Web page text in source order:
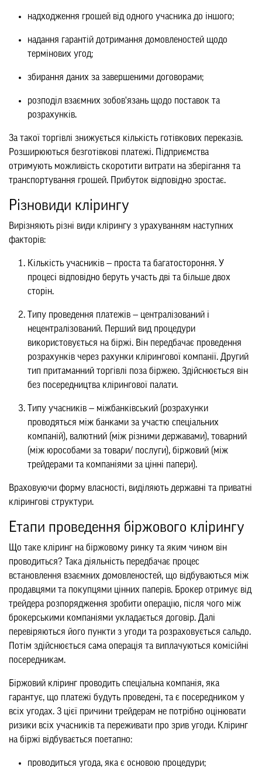
надходження грошей від одного учасника до іншого;
надання гарантій дотримання домовленостей щодо
термінових угод;
збирання даних за завершеними договорами;
розподіл взаємних зобов'язань щодо поставок та
розрахунків.
За такої торгівлі знижується кількість готівкових переказів.
Розширюються безготівкові платежі. Підприємства
отримують можливість скоротити витрати на зберігання та
транспортування грошей. Прибуток відповідно зростає.
Різновиди клірингу
Вирізняють різні види клірингу з урахуванням наступних
факторів:
Кількість учасників — проста та багатостороння. У
процесі відповідно беруть участь дві та більше двох
сторін.
Типу проведення платежів — централізований і
нецентралізований. Перший вид процедури
використовується на біржі. Він передбачає проведення
розрахунків через рахунки клірингової компанії. Другий
тип притаманний торгівлі поза біржею. Здійснюється він
без посередництва клірингової палати.
Типу учасників — міжбанківський (розрахунки
проводяться між банками за участю спеціальних
компаній), валютний (між різними державами), товарний
(між юрособами за товари/ послуги), біржовий (між
трейдерами та компаніями за цінні папери).
Враховуючи форму власності, виділяють державні та приватні
клірингові структури.
Етапи проведення біржового клірингу
Що таке кліринг на біржовому ринку та яким чином він
проводиться? Така діяльність передбачає процес
встановлення взаємних домовленостей, що відбуваються між
продавцями та покупцями цінних паперів. Брокер отримує від
трейдера розпорядження зробити операцію, після чого між
брокерськими компаніями укладається договір. Далі
перевіряються його пункти з угоди та розраховується сальдо.
Потім здійснюється сама операція та виплачуються комісійні
посередникам.
Біржовий кліринг проводить спеціальна компанія, яка
гарантує, що платежі будуть проведені, та є посередником у
всіх угодах. З цієї причини трейдерам не потрібно оцінювати
ризики всіх учасників та переживати про зрив угоди. Кліринг
на біржі відбувається поетапно:
проводиться угода, яка є основою процедури;